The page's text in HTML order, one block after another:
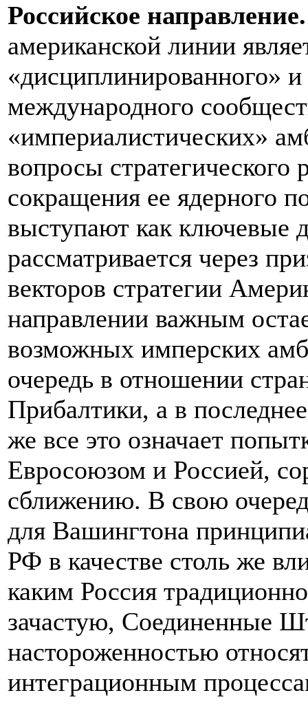
Российское направление.
американской линии
«дисциплинированного»
международного
«империалистических»
вопросы стратегического
сокращения ее ядерного
выступают как
рассматривается через
векторов стратегии
направлении важным
возможных имперских
очередь в отношении
Прибалтики, а в
же все это означает
Евросоюзом и Россией,
сближению. В свою
для Вашингтона
РФ в качестве столь же
каким Россия
зачастую, Соединенные
настороженностью
интеграционным